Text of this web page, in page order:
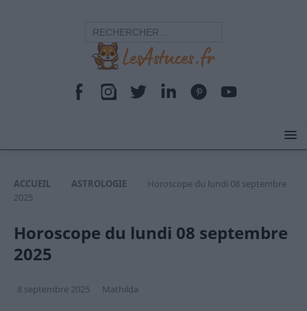
ACCUEIL ASTROLOGIE
Horoscope du lundi 08 septembre
2025
Horoscope du lundi 08 septembre
2025
8 septembre 2025 Mathilda